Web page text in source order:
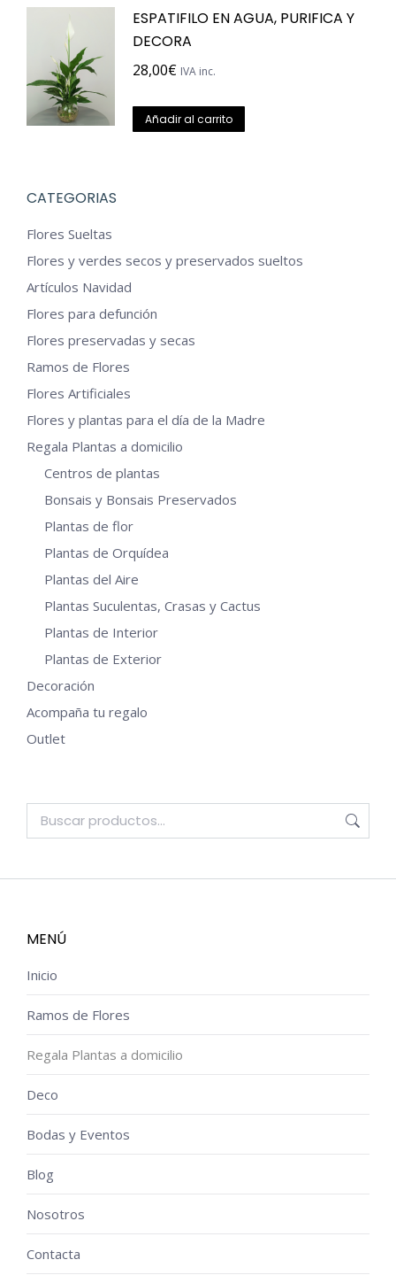
ESPATIFILO EN AGUA, PURIFICA Y
DECORA
28,00€ IVA inc.
Añadir al carrito
CATEGORIAS
Flores Sueltas
Flores y verdes secos y preservados sueltos
Artículos Navidad
Flores para defunción
Flores preservadas y secas
Ramos de Flores
Flores Artificiales
Flores y plantas para el día de la Madre
Regala Plantas a domicilio
Centros de plantas
Bonsais y Bonsais Preservados
Plantas de flor
Plantas de Orquídea
Plantas del Aire
Plantas Suculentas, Crasas y Cactus
Plantas de Interior
Plantas de Exterior
Decoración
Acompaña tu regalo
Outlet
MENÚ
Inicio
Ramos de Flores
Regala Plantas a domicilio
Deco
Bodas y Eventos
Blog
Nosotros
Contacta